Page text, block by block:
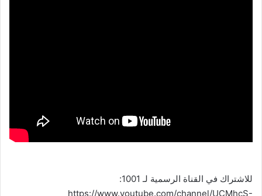
للاشتراك في القناة الرسمية لـ 1001:
https://www.youtube.com/channel/UCMhcS-